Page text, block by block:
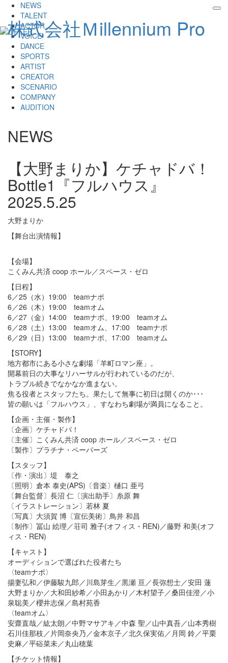
株式会社Ｍillennium Pro
NEWS
TALENT
ACTOR
VOICE
DANCE
SPORTS
ARTIST
CREATOR
SCENARIO
COMPANY
AUDITION
NEWS
【大野まりか】ケチャドバ！
Bottle1『フルハウス』
2025.5.25
大野まりか
【舞台出演情報】
【会場】
こくみん共済 coop ホール／スペース・ゼロ
【日程】
6／25（水）19:00 teamナポ
6／26（木）19:00 teamオム
6／27（金）14:00 teamナポ、19:00 teamオム
6／28（土）13:00 teamオム、17:00 teamナポ
6／29（日）13:00 teamナポ、17:00 teamオム
【STORY】
地方都市にある小さな劇場「羊町ロマン座」。
開幕前日の大事なリハーサルが行われているのだが、
トラブル続きでなかなか進まない。
焦る役者とスタッフたち。果たして無事に初日は開くのか･･･
皆の願いは「フルハウス」、すなわち劇場が満員になること。
【企画・主催・製作】
〔企画〕ケチャドバ！
〔主催〕こくみん共済 coop ホール／スペース・ゼロ
〔製作〕プラチナ・ペーパーズ
【スタッフ】
〔作・演出〕堤 泰之
〔照明〕倉本 泰史(APS)〔音楽〕樋口 亜弓
〔舞台監督〕長沼 仁〔演出助手〕糸原 舞
〔イラストレーション〕若林 夏
〔写真〕大須賀 博〔宣伝美術〕鳥井 和昌
〔制作〕冨山 絵理／荘司 雅子(オフィス・REN)／藤野 和美(オフ
ィス・REN)
【キャスト】
オーディションで選ばれた役者たち
〈teamナポ〉
揚妻弘和／伊藤駿九郎／川島芽生／黒瀬 亘／長弥想士／安田 蓮
大野まりか／大和田紗希／小田あかり／木村望子／桑田佳澄／小
泉聡美／櫻井志保／島村苑香
〈teamオム〉
安齋直哉／紘太朗／中野マサアキ／中森 聖／山中真吾／山本秀樹
石川佳那枝／片岡奈央乃／金本京子／北久保実佑／月岡 鈴／平栗
史麻／平硲菜未／丸山穂葉
【チケット情報】